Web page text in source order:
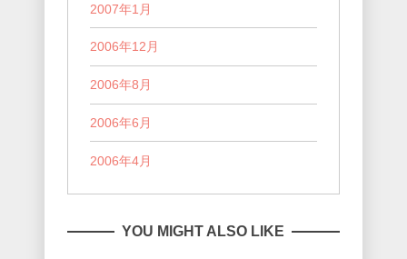
2007年1月
2006年12月
2006年8月
2006年6月
2006年4月
YOU MIGHT ALSO LIKE